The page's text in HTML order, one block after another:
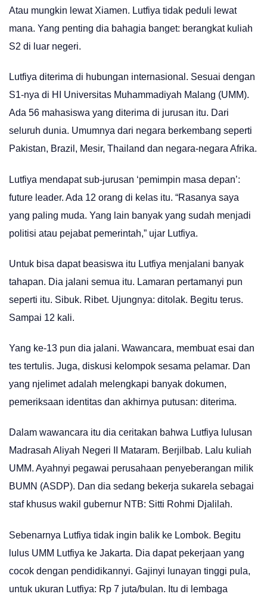
Atau mungkin lewat Xiamen. Lutfiya tidak peduli lewat
mana. Yang penting dia bahagia banget: berangkat kuliah
S2 di luar negeri.
Lutfiya diterima di hubungan internasional. Sesuai dengan
S1-nya di HI Universitas Muhammadiyah Malang (UMM).
Ada 56 mahasiswa yang diterima di jurusan itu. Dari
seluruh dunia. Umumnya dari negara berkembang seperti
Pakistan, Brazil, Mesir, Thailand dan negara-negara Afrika.
Lutfiya mendapat sub-jurusan ‘pemimpin masa depan’:
future leader. Ada 12 orang di kelas itu. “Rasanya saya
yang paling muda. Yang lain banyak yang sudah menjadi
politisi atau pejabat pemerintah,” ujar Lutfiya.
Untuk bisa dapat beasiswa itu Lutfiya menjalani banyak
tahapan. Dia jalani semua itu. Lamaran pertamanyi pun
seperti itu. Sibuk. Ribet. Ujungnya: ditolak. Begitu terus.
Sampai 12 kali.
Yang ke-13 pun dia jalani. Wawancara, membuat esai dan
tes tertulis. Juga, diskusi kelompok sesama pelamar. Dan
yang njelimet adalah melengkapi banyak dokumen,
pemeriksaan identitas dan akhirnya putusan: diterima.
Dalam wawancara itu dia ceritakan bahwa Lutfiya lulusan
Madrasah Aliyah Negeri II Mataram. Berjilbab. Lalu kuliah
UMM. Ayahnyi pegawai perusahaan penyeberangan milik
BUMN (ASDP). Dan dia sedang bekerja sukarela sebagai
staf khusus wakil gubernur NTB: Sitti Rohmi Djalilah.
Sebenarnya Lutfiya tidak ingin balik ke Lombok. Begitu
lulus UMM Lutfiya ke Jakarta. Dia dapat pekerjaan yang
cocok dengan pendidikannyi. Gajinyi lunayan tinggi pula,
untuk ukuran Lutfiya: Rp 7 juta/bulan. Itu di lembaga